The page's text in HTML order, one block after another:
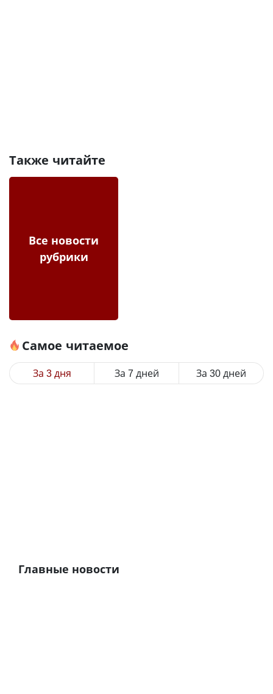
Также читайте
Все новости
рубрики
Самое читаемое
За 3 дня За 7 дней За 30 дней
Главные новости